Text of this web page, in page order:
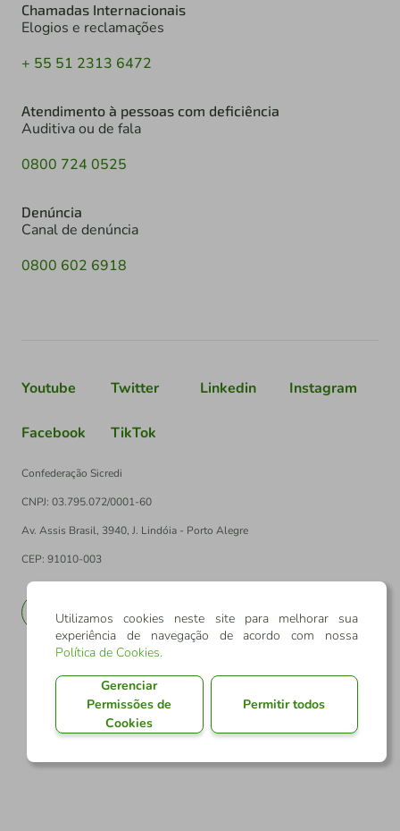
Chamadas Internacionais
Elogios e reclamações
+ 55 51 2313 6472
Atendimento à pessoas com deficiência
Auditiva ou de fala
0800 724 0525
Denúncia
Canal de denúncia
0800 602 6918
Youtube Twitter Linkedin Instagram
Facebook TikTok
Confederação Sicredi
CNPJ: 03.795.072/0001-60
Av. Assis Brasil, 3940, J. Lindóia - Porto Alegre
CEP: 91010-003
EN
Utilizamos cookies neste site para melhorar sua
experiência de navegação de acordo com nossa
Política de Cookies.
Gerenciar
Permissões de
Cookies
Permitir todos